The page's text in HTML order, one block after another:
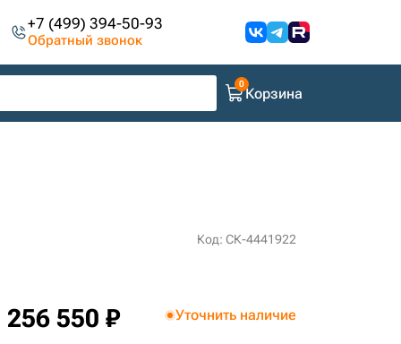
+7 (499) 394-50-93
Обратный звонок
Корзина
Код: СК-4441922
256 550 ₽ Уточнить наличие